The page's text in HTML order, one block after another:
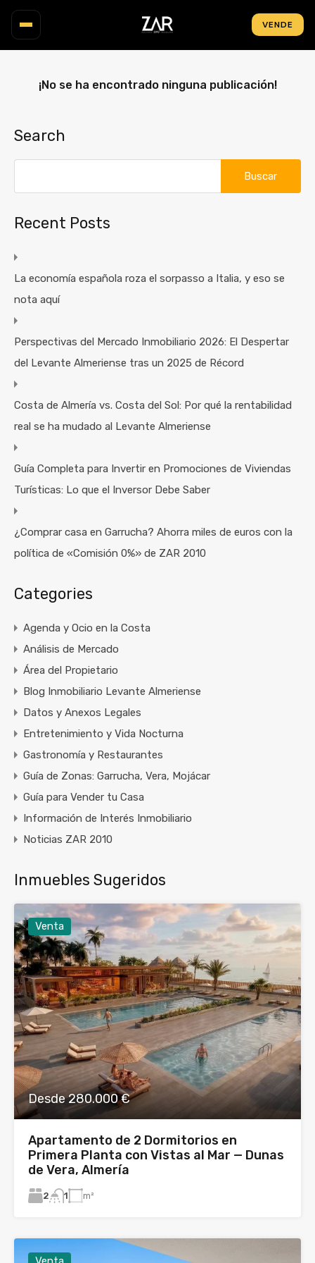
VENDE
ZONAS
OBRA NUEVA
INVERSIÓN
NOSOTROS
CONTACTO
VENDE TU CASA
¡No se ha encontrado ninguna publicación!
Search
Recent Posts
La economía española roza el sorpasso a Italia, y eso se
nota aquí
Perspectivas del Mercado Inmobiliario 2026: El Despertar
del Levante Almeriense tras un 2025 de Récord
Costa de Almería vs. Costa del Sol: Por qué la rentabilidad
real se ha mudado al Levante Almeriense
Guía Completa para Invertir en Promociones de Viviendas
Turísticas: Lo que el Inversor Debe Saber
¿Comprar casa en Garrucha? Ahorra miles de euros con la
política de «Comisión 0%» de ZAR 2010
Categories
Agenda y Ocio en la Costa
Análisis de Mercado
Área del Propietario
Blog Inmobiliario Levante Almeriense
Datos y Anexos Legales
Entretenimiento y Vida Nocturna
Gastronomía y Restaurantes
Guía de Zonas: Garrucha, Vera, Mojácar
Guía para Vender tu Casa
Información de Interés Inmobiliario
Noticias ZAR 2010
Inmuebles Sugeridos
Venta
Desde 280.000 €
Apartamento de 2 Dormitorios en
Primera Planta con Vistas al Mar — Dunas
de Vera, Almería
2 1 m²